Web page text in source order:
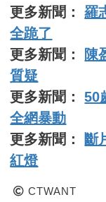
更多新聞：羅
全跪了
更多新聞：
陳
質疑
更多新聞：50
全網暴動
更多新聞： 斷
紅燈
CTWANT